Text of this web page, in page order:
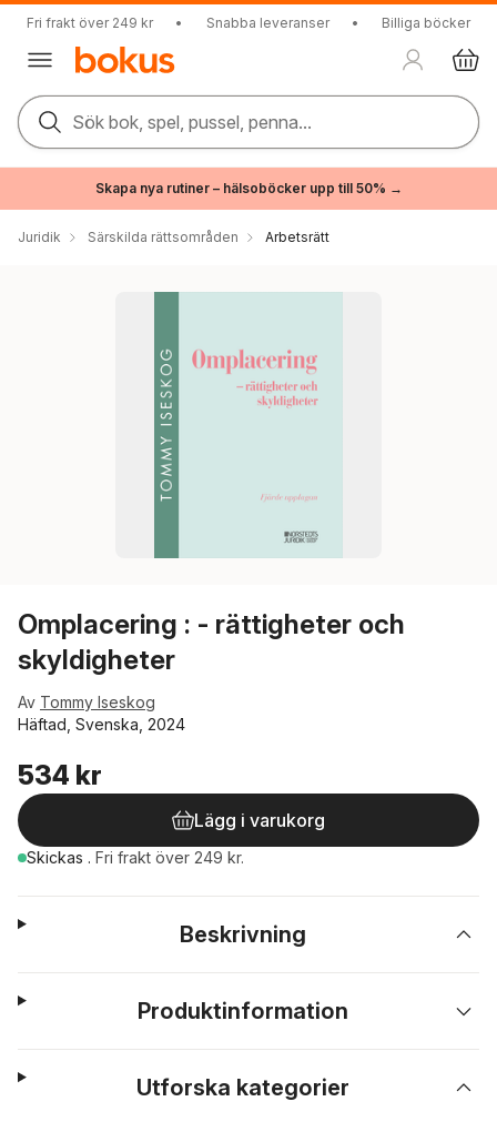
Fri frakt över 249 kr • Snabba leveranser • Billiga böcker
Sök bok, spel, pussel, penna...
Skapa nya rutiner – hälsoböcker upp till 50% →
Juridik Särskilda rättsområden Arbetsrätt
Omplacering : - rättigheter och
skyldigheter
Av Tommy Iseskog
Häftad, Svenska, 2024
534 kr
Lägg i varukorg
Skickas . Fri frakt över 249 kr.
Beskrivning
Produktinformation
Utforska kategorier